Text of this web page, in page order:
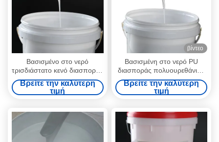
Βασισμένο στο νερό
τρισδιάστατο κενό διασποράς
πολυουρεθάνιου PUD που
διαμορφώνει την κόλλα για
την επιτροπή πορτών
Βρείτε την καλύτερη
τιμή
βίντεο
Βασισμένη στο νερό PU
διασποράς πολυουρεθάνιου
PUD κόλλα διασποράς για το
κενό που διαμορφώνει την
επένδυση
Βρείτε την καλύτερη
τιμή